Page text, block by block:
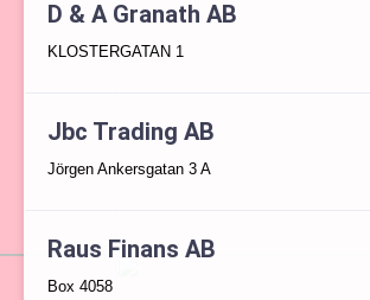
D & A Granath AB
KLOSTERGATAN 1
Jbc Trading AB
Jörgen Ankersgatan 3 A
Raus Finans AB
Box 4058